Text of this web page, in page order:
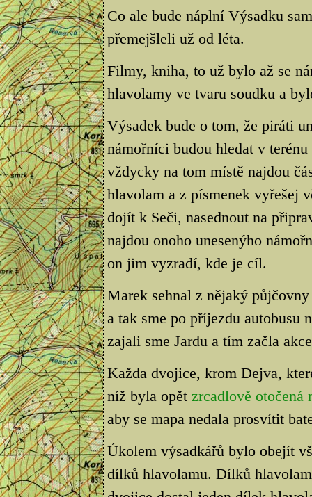
Co ale bude náplní Výsadku
přemejšleli už od léta.
Filmy, kniha, to už bylo až se
hlavolamy ve tvaru soudku a
Výsadek bude o tom, že piráti
námořníci budou hledat v
vždycky na tom místě najdou
hlavolam a z písmenek vyřešej
dojít k Seči, nasednout na
najdou onoho unesenýho
on jim vyzradí, kde je cíl.
Marek sehnal z nějaký
a tak sme po příjezdu
zajali sme Jardu a tím začla
Každa dvojice, krom Dejva,
níž byla opět zrcadlově otočená
aby se mapa nedala prosvítit
Úkolem výsadkářů bylo obejít
dílků hlavolamu. Dílků